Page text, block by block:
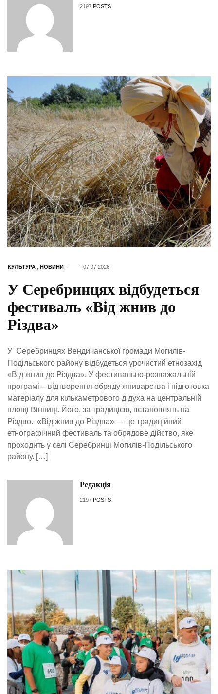
2197 POSTS
КУЛЬТУРА НОВИНИ 07.07.2026
У Серебринцях відбудеться
фестиваль «Від жнив до
Різдва»
У Серебринцях Вендичанської громади Могилів-
Подільського району відбудеться урочистий етнозахід
«Від жнив до Різдва». У фестивально-розважальній
програмі – відтворення обряду жниварства і підготовка
матеріалу для кількаметрового дідуха на центральній
площі Вінниці. Його, за традицією, встановлять на
Різдво. «Від жнив до Різдва» — це традиційний
етнографічний фестиваль та обрядове дійство, яке
проходить у селі Серебринці Могилів-Подільського
району. […]
Редакція
2197 POSTS